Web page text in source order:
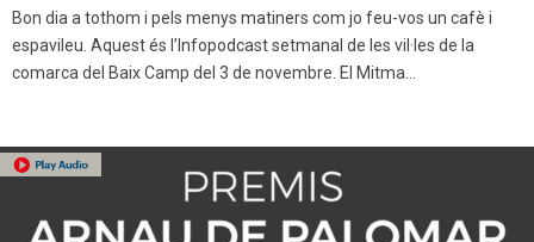
Bon dia a tothom i pels menys matiners com jo feu-vos un cafè i
espavileu. Aquest és l’Infopodcast setmanal de les vil·les de la
comarca del Baix Camp del 3 de novembre. El Mitma...